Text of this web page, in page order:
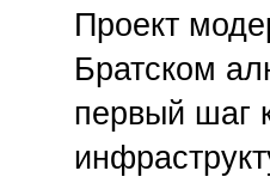
Проект
Братском
первый шаг